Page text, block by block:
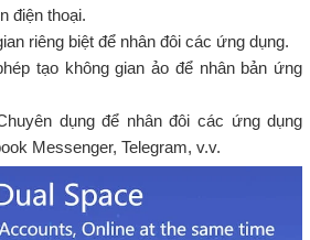
điện thoại.
riêng biệt để nhân đôi các ứng dụng.
tạo không gian ảo để nhân bản ứng
dụng để nhân đôi các ứng dụng
Messenger, Telegram, v.v.